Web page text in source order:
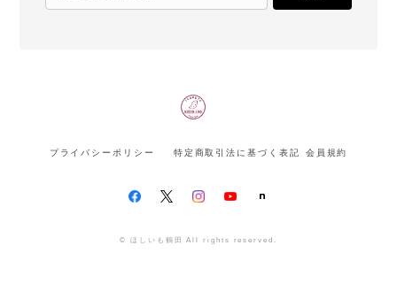
プライバシーポリシー 特定商取引法に基づく表記 会員規約
© ほしいも鶴田 All rights reserved.